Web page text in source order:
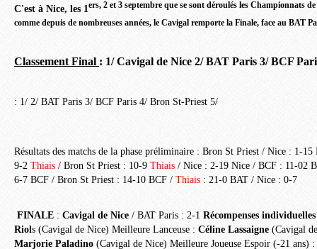
C'est à Nice, les 1ers, 2 et 3 septembre que se sont déroulés les Championnats
comme depuis de nombreuses années, le Cavigal remporte la Finale, face au BAT
Classement Final : 1/Cavigal de Nice 2/ BAT Paris 3/ BCF
: 1/ 2/ BAT Paris 3/ BCF Paris 4/ Bron St-Priest 5/
Résultats des matchs de la phase préliminaire : Bron St Priest / Nice : 1-
9-2 Thiais / Bron St Priest : 10-9 Thiais / Nice : 2-19 Nice / BCF : 11-02
6-7 BCF / Bron St Priest : 14-10 BCF / Thiais : 21-0 BAT / Nice : 0-7
FINALE : Cavigal de Nice / BAT Paris : 2-1 Récompenses
Riol s (Cavigal de Nice) Meilleure Lanceuse : Céline Lassaigne (Cavigal
Marjorie Paladino (Cavigal de Nice) Meilleure Joueuse Espoir (-21 ans) :